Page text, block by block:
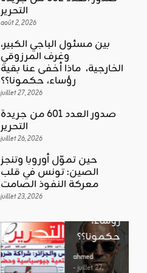
التحرير
août 2, 2026
بين مسئول الباجي الكبير،
وغرف المرزوقي
الخارجية، ماذا أخفى عنا بقية
رؤساء، حكمونا؟؟
juillet 27, 2026
صدور العدد 601 من جريدة
التحرير
juillet 26, 2026
حين تموّل أوروبا وتنجز
الصين: تونس في قلب
معركة النفوذ الصامت
juillet 23, 2026
بين
الباجي
المرزوقي
الخارجية،
ماذا أخفى
رؤساء،
حكمونا؟؟
ahmed
- juillet 27,